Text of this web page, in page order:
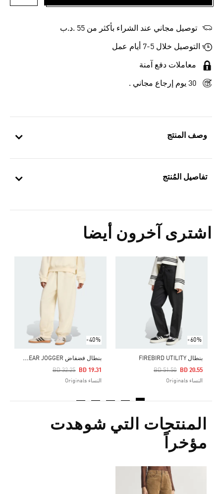
وصف المنتج
تفاصيل المُنتج
اشترى آخرون أيضا
-60%
بنطال FIREBIRD UTILITY
Price Reduced From
BD 51.50
To BD 20.55
النساء Originals
-40%
ب
نطال فضفاض ESSENTIALS LINEAR JOGGER
Price Reduced From
BD 32.25
To BD 19.31
النساء Originals
Price Reduced From
To
المنتجات التي شوهدت
مؤخراً
توصيل مجاني عند الشراء بأكثر من 55 .د.ب‎
التوصيل خلال 5-7 أيام عمل
معاملات دفع آمنة